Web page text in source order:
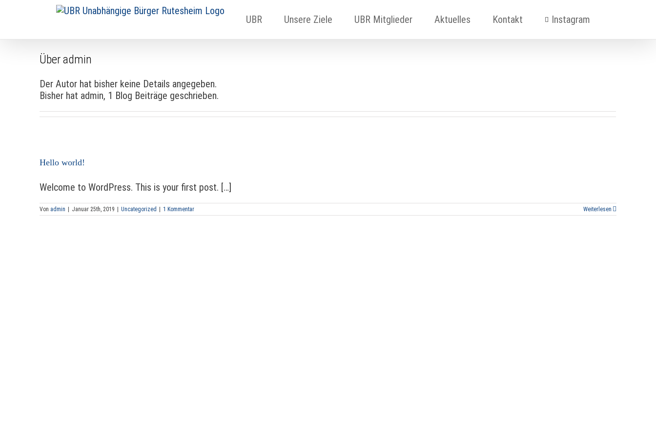
UBR Unsere Ziele UBR Mitglieder Aktuelles Kontakt Instagram
Überadmin
Der Autor hat bisher keine Details angegeben.
Bisher hat admin, 1 Blog Beiträge geschrieben.
Hello world!
Welcome to WordPress. This is your first post. […]
Von admin | Januar 25th, 2019 | Uncategorized | 1 Kommentar Weiterlesen